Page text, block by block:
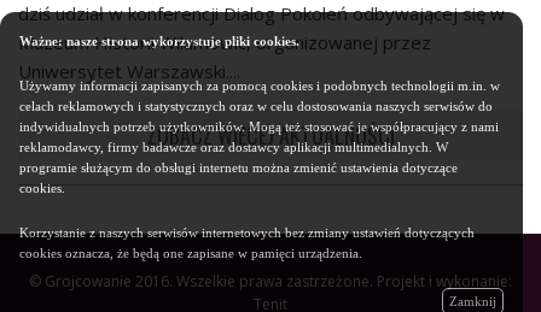
dziś udział w konferencji Dialog Pokoleń odbywającej się w
Muzeum Historii Wilamowic, organizowanej przez
Uniwersytet Warszawski....
ZOBACZ WIĘCEJ AKTUALNOŚCI
© Grojcowanie 2016. Wszelkie prawa zastrzeżone. Projekt i wykonanie:
Tenit
Ważne: nasze strona wykorzystuje pliki cookies.
Używamy informacji zapisanych za pomocą cookies i podobnych technologii m.in. w
celach reklamowych i statystycznych oraz w celu dostosowania naszych serwisów do
indywidualnych potrzeb użytkowników. Mogą też stosować je współpracujący z nami
reklamodawcy, firmy badawcze oraz dostawcy aplikacji multimedialnych. W
programie służącym do obsługi internetu można zmienić ustawienia dotyczące
cookies.
Korzystanie z naszych serwisów internetowych bez zmiany ustawień dotyczących
cookies oznacza, że będą one zapisane w pamięci urządzenia.
Zamknij